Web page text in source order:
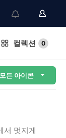
컬렉션 0
모든 아이콘
서 멋지게